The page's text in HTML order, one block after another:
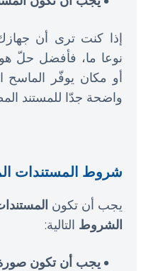
إذا كنت ترى أن
نوعا ما، فأفضل حلّ هو
أو مكان يوفّر
واضحة جدّا للمستند
شروط المستندات
يجب أن تكون
الشروط التالية:
يجب أن تكون